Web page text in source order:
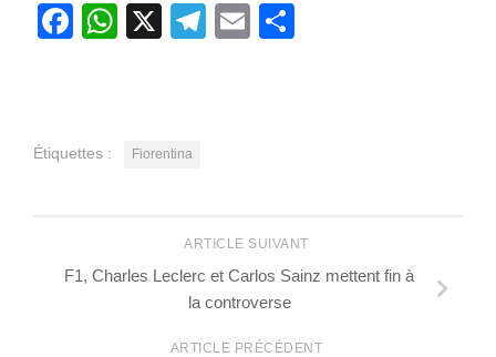
Facebook
WhatsApp
X Telegram
Email
Étiquettes : Fiorentina
ARTICLE SUIVANT
F1, Charles Leclerc et Carlos Sainz mettent fin à
la controverse
ARTICLE PRÉCÉDENT